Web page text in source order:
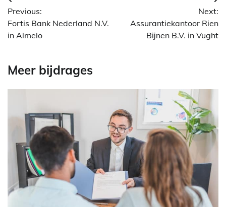
Previous:
Fortis Bank Nederland N.V.
in Almelo
Next:
Assurantiekantoor Rien
Bijnen B.V. in Vught
Meer bijdrages